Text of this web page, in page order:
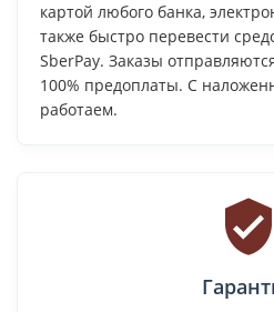
картой любого банка,
также быстро перевести
SberPay. Заказы
100% предоплаты. С
работаем.